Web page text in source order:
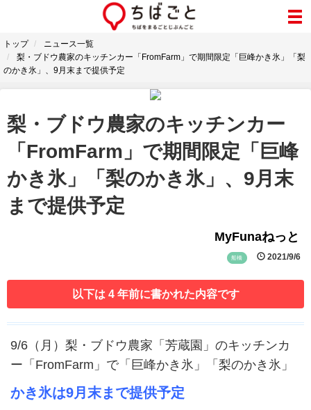
トップ
ニュース一覧
梨・ブドウ農家のキッチンカー「FromFarm」で期間限定「巨峰かき氷」「梨
のかき氷」、9月末まで提供予定
梨・ブドウ農家のキッチンカー
「FromFarm」で期間限定「巨峰
かき氷」「梨のかき氷」、9月末
まで提供予定
MyFunaねっと
船橋 2021/9/6
以下は 4 年前に書かれた内容です
9/6（月）梨・ブドウ農家「芳蔵園」のキッチンカ
ー「FromFarm」で「巨峰かき氷」「梨のかき氷」
かき氷は9月末まで提供予定